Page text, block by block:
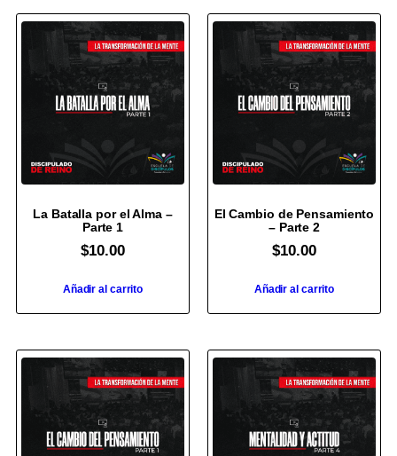
La Batalla por el Alma –
Parte 1
$10.00
Añadir al carrito
El Cambio de Pensamiento
– Parte 2
$10.00
Añadir al carrito